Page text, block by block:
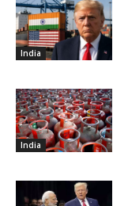
India
India